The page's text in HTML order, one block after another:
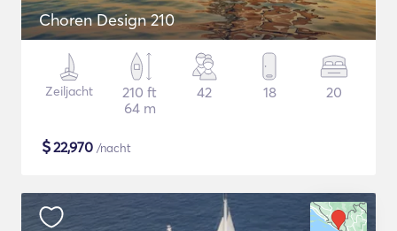
Choren Design 210
Zeiljacht
210 ft
64 m
42 18 20
$22,970 /nacht